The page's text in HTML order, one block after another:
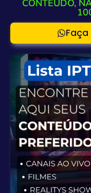
CONTEÚDO,
Faça